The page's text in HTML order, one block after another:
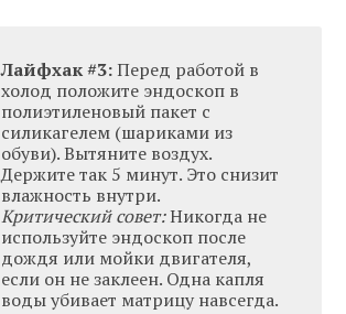
Лайфхак #3:Перед работой в
холод положите эндоскоп в
полиэтиленовый пакет с
силикагелем (шариками из
обуви). Вытяните воздух.
Держите так 5 минут. Это снизит
влажность внутри.
Критический совет:Никогда не
используйте эндоскоп после
дождя или мойки двигателя,
если он не заклеен. Одна капля
воды убивает матрицу навсегда.